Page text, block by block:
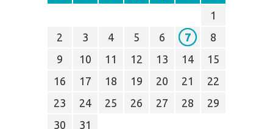
1
2
3 4 5 6 7
8
9
10 11 12 13 14
15
16
17 18 19 20 21
22
23
24 25 26 27 28
29
30
31